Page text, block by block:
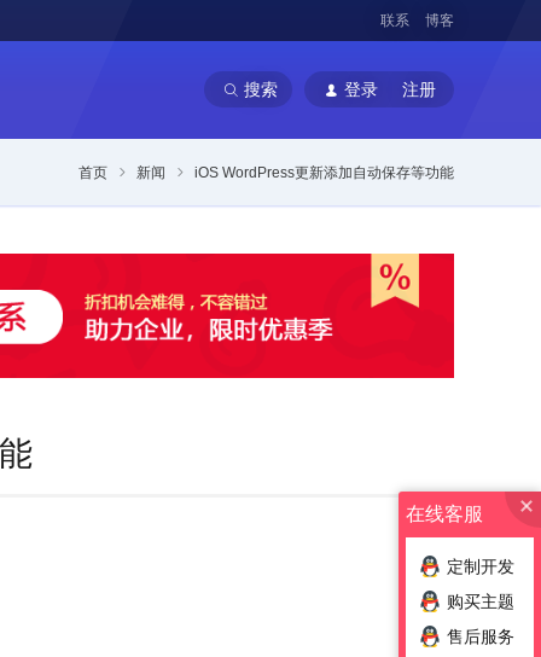
联系 博客
搜索 登录 注册
首页 新闻 iOS WordPress更新添加自动保存等功能
在线客服
定制开发
购买主题
售后服务